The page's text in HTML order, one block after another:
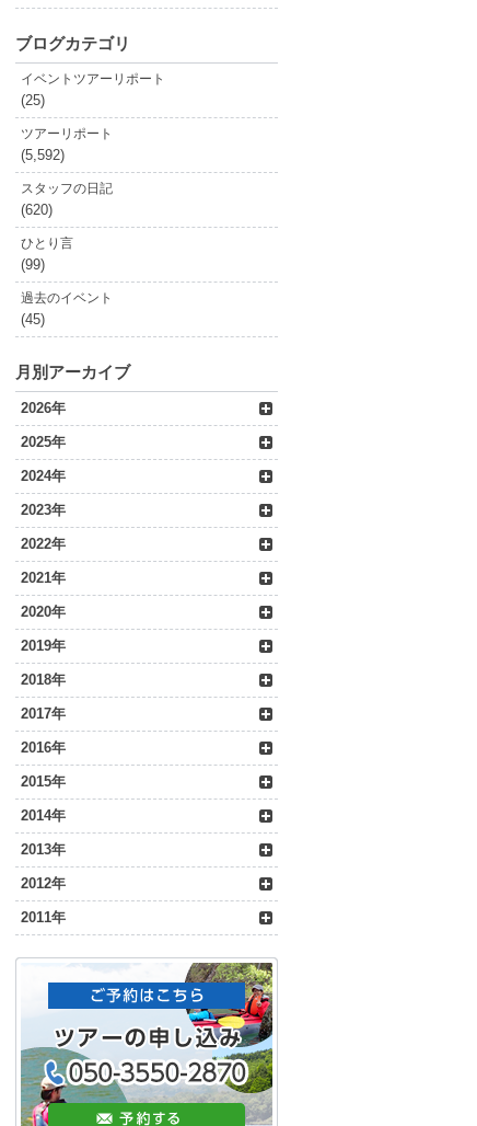
ブログカテゴリ
イベントツアーリポート
(25)
ツアーリポート
(5,592)
スタッフの日記
(620)
ひとり言
(99)
過去のイベント
(45)
月別アーカイブ
2026年
2025年
2024年
2023年
2022年
2021年
2020年
2019年
2018年
2017年
2016年
2015年
2014年
2013年
2012年
2011年